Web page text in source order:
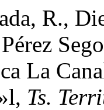
R.,
La
Ts.